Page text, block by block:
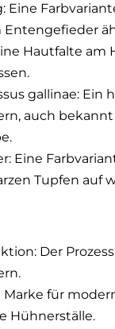
Eine
Entengefieder
Hautfalte am
gallinae: Ein
auch bekannt
Eine
Tupfen auf
Der
Marke für
Hühnerställe.